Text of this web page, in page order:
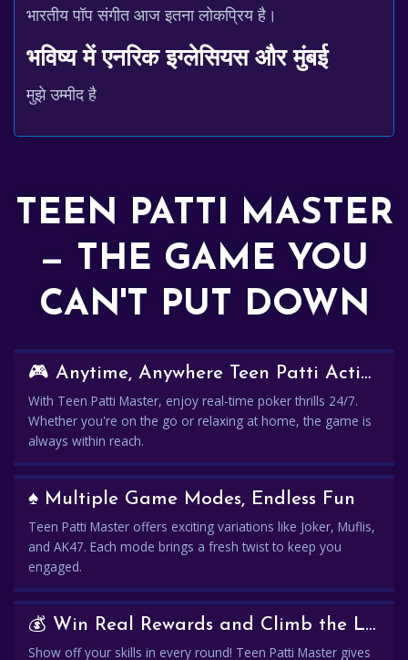
भारतीय पॉप संगीत आज इतना लोकप्रिय है।
भविष्य में एनरिक इग्लेसियस और मुंबई
मुझे उम्मीद है
TEEN PATTI MASTER
— THE GAME YOU
CAN'T PUT DOWN
🎮 Anytime, Anywhere Teen Patti Action
With Teen Patti Master, enjoy real-time poker thrills 24/7.
Whether you're on the go or relaxing at home, the game is
always within reach.
♠️ Multiple Game Modes, Endless Fun
Teen Patti Master offers exciting variations like Joker, Muflis,
and AK47. Each mode brings a fresh twist to keep you
engaged.
💰 Win Real Rewards and Climb the Leaderboard
Show off your skills in every round! Teen Patti Master gives